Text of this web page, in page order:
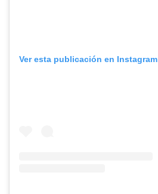
Ver esta publicación en Instagram